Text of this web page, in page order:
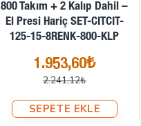
800 Takım + 2 Kalıp Dahil –
El Presi Hariç SET-CITCIT-
125-15-8RENK-800-KLP
1.953,60₺
2.241,12₺
SEPETE EKLE